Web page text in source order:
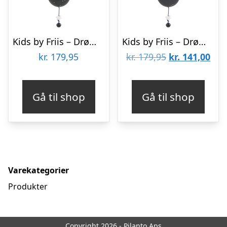
Kids by Friis – Drømmefanger uro, tvillingen
kr. 179,95
Gå til shop
Kids by Friis – Drømmefanger uro, vægten
kr.179,95 Den
var:
kr. 179,95.
kr. 141,00Den
kr.
Gå til shop
Varekategorier
Produkter